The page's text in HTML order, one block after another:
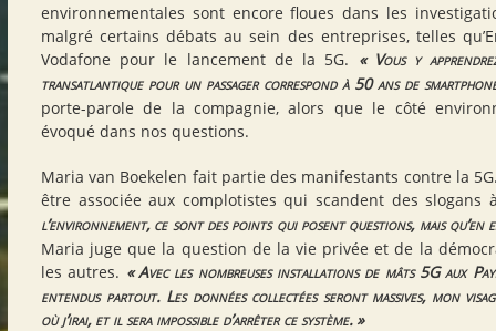
environnementales sont encore floues dans les
malgré certains débats au sein des entreprises, telles
Vodafone pour le lancement de la 5G. « Vous y
transatlantique pour un passager correspond à 50 ans de
porte-parole de la compagnie, alors que le côté
évoqué dans nos questions.
Maria van Boekelen fait partie des manifestants contre la
être associée aux complotistes qui scandent des slogans
l’environnement, ce sont des points qui posent questions, mais
Maria juge que la question de la vie privée et de la
les autres. « Avec les nombreuses installations de mâts 5G aux
entendus partout. Les données collectées seront massives, mon
où j’irai, et il sera impossible d’arrêter ce système. »